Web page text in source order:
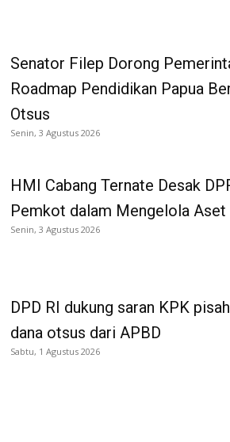
Senator Filep Dorong
Roadmap Pendidikan Papua
Otsus
Senin, 3 Agustus 2026
HMI Cabang Ternate Desak
Pemkot dalam Mengelola Aset
Senin, 3 Agustus 2026
DPD RI dukung saran KPK
dana otsus dari APBD
Sabtu, 1 Agustus 2026